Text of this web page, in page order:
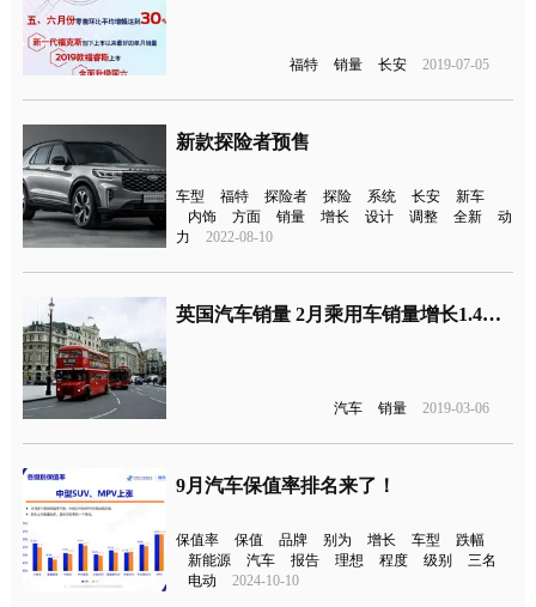
福特 销量 长安 2019-07-05
新款探险者预售
车型 福特 探险者 探险 系统 长安
新车
内饰
方面 销量 增长 设计 调整 全新
动
力
2022-08-10
英国汽车销量 2月乘用车销量增长1.4%达8.2万辆
汽车 销量 2019-03-06
9月汽车保值率排名来了！
保值率 保值 品牌 别为 增长 车型
跌幅
新能源
汽车 报告 理想 程度 级别
三名
电动
2024-10-10